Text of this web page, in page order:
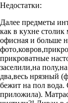
Недостатки:
Далее предметы
как в кухне
офисная и больше
прикроватные
заселили,на
два,весь нрязный
бежит на пол вода.
приложила).